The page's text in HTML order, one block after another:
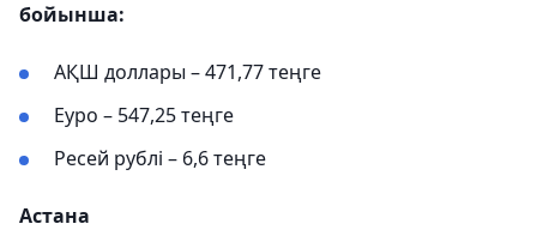
бойынша:
АҚШ доллары – 471,77 теңге
Еуро – 547,25 теңге
Ресей рублі – 6,6 теңге
Астана